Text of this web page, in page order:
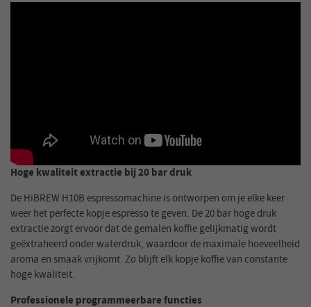
Hoge kwaliteit extractie bij 20 bar druk
De HiBREW H10B espressomachine is ontworpen om je elke keer
weer het perfecte kopje espresso te geven. De 20 bar hoge druk
extractie zorgt ervoor dat de gemalen koffie gelijkmatig wordt
geëxtraheerd onder waterdruk, waardoor de maximale hoeveelheid
aroma en smaak vrijkomt. Zo blijft elk kopje koffie van constante
hoge kwaliteit.
Professionele programmeerbare functies